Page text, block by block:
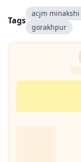
Tags
acjm
gorakhpur